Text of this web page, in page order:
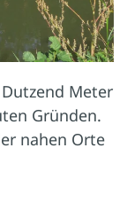
Meter
Gründen.
nahen Orte